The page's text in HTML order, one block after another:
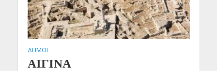
ΔΗΜΟΙ
ΑΙΓΙΝΑ